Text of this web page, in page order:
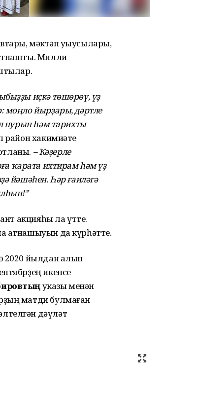
мәктәп уҡыусылары,
Милли
иҫкә төшөрөү, үҙ
моңло йырҙары, дәртле
нурын һәм тарихты
район хакимиәте
– Ҡәҙерле
ҡарата ихтирам һәм үҙ
йәшәһен. Һәр ғаиләгә
акцияһы ла үтте.
ҡатнашыуын да күрһәтте.
2020 йылдан алып
икенсе
указы менән
матди булмаған
дәүләт